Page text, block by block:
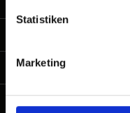
Statistiken
Marketing
UNTERNEHMEN
KARRIERE